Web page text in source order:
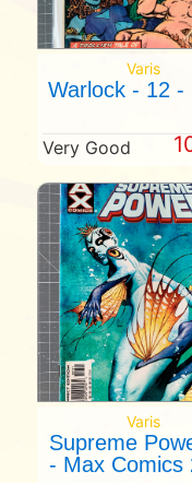
Varis
Warlock - 12 -
Very Good
Varis
Supreme
- Max Comics